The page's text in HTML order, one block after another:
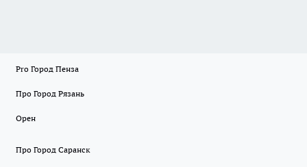
Pro Город Пенза
Про Город Рязань
Орен
Про Город Саранск